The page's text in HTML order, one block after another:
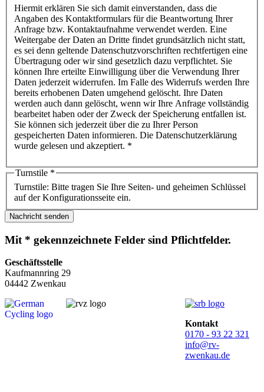
Hiermit erklären Sie sich damit einverstanden, dass die
Angaben des Kontaktformulars für die Beantwortung Ihrer
Anfrage bzw. Kontaktaufnahme verwendet werden. Eine
Weitergabe der Daten an Dritte findet grundsätzlich nicht statt,
es sei denn geltende Datenschutzvorschriften rechtfertigen eine
Übertragung oder wir sind gesetzlich dazu verpflichtet. Sie
können Ihre erteilte Einwilligung über die Verwendung Ihrer
Daten jederzeit widerrufen. Im Falle des Widerrufs werden Ihre
bereits erhobenen Daten umgehend gelöscht. Ihre Daten
werden auch dann gelöscht, wenn wir Ihre Anfrage vollständig
bearbeitet haben oder der Zweck der Speicherung entfallen ist.
Sie können sich jederzeit über die zu Ihrer Person
gespeicherten Daten informieren. Die Datenschutzerklärung
wurde gelesen und akzeptiert. *
Turnstile *
Turnstile: Bitte tragen Sie Ihre Seiten- und geheimen Schlüssel
auf der Konfigurationsseite ein.
Nachricht senden
Mit * gekennzeichnete Felder sind Pflichtfelder.
Geschäftsstelle
Kaufmannring 29
04442 Zwenkau
Kontakt
0170 - 93 22 321
info@rv-
zwenkau.de